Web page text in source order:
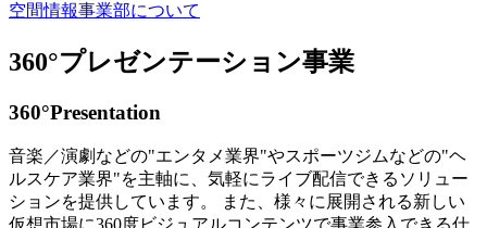
空間情報事業部について
360°プレゼンテーション事業
360°Presentation
音楽／演劇などの"エンタメ業界"やスポーツジムなどの"ヘ
ルスケア業界"を主軸に、気軽にライブ配信できるソリュー
ションを提供しています。 また、様々に展開される新しい
仮想市場に360度ビジュアルコンテンツで事業参入できる仕